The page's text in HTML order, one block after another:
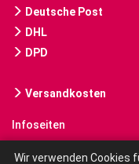
Deutsche Post
DHL
DPD
Versandkosten
Infoseiten
Wir verwenden Cookies